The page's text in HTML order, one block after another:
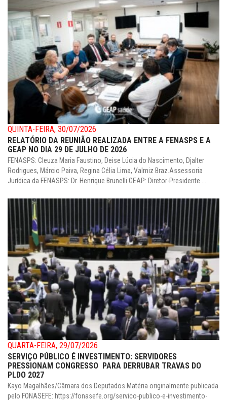
QUINTA-FEIRA, 30/07/2026
RELATÓRIO DA REUNIÃO REALIZADA ENTRE A FENASPS E A
GEAP NO DIA 29 DE JULHO DE 2026
FENASPS: Cleuza Maria Faustino, Deise Lúcia do Nascimento, Djalter
Rodrigues, Márcio Paiva, Regina Célia Lima, Valmiz Braz.Assessoria
Jurídica da FENASPS: Dr. Henrique Brunelli.GEAP: Diretor-Presidente ...
QUARTA-FEIRA, 29/07/2026
SERVIÇO PÚBLICO É INVESTIMENTO: SERVIDORES
PRESSIONAM CONGRESSO PARA DERRUBAR TRAVAS DO
PLDO 2027
Kayo Magalhães/Câmara dos Deputados Matéria originalmente publicada
pelo FONASEFE: https://fonasefe.org/servico-publico-e-investimento-